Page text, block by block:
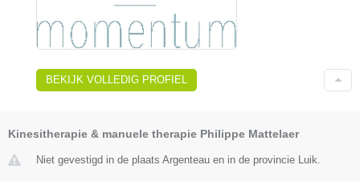
BEKIJK VOLLEDIG PROFIEL
Kinesitherapie & manuele therapie Philippe Mattelaer
Niet gevestigd in de plaats Argenteau en in de provincie Luik.